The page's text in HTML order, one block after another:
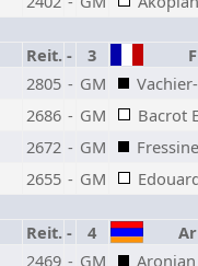
Reit. - 3
2805 - GM
2686 - GM
Bacrot
2672 - GM
2655 - GM
Reit. - 4
2469 - GM